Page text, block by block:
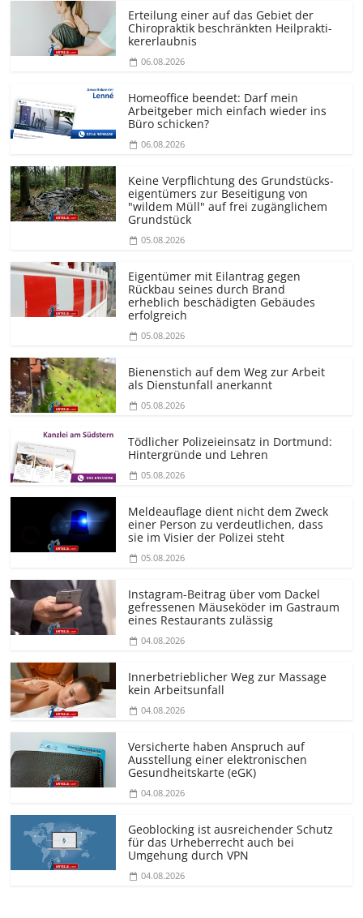
Erteilung einer auf das Gebiet der
Chiropraktik beschränkten Heilprakti­
kererlaubnis
06.08.2026
Homeoffice beendet: Darf mein
Arbeitgeber mich einfach wieder ins
Büro schicken?
06.08.2026
Keine Verpflichtung des Grundstücks­
eigentümers zur Beseitigung von
"wildem Müll" auf frei zugänglichem
Grundstück
05.08.2026
Eigentümer mit Eilantrag gegen
Rückbau seines durch Brand
erheblich beschädigten Gebäudes
erfolgreich
05.08.2026
Bienenstich auf dem Weg zur Arbeit
als Dienstunfall anerkannt
05.08.2026
Tödlicher Polizeieinsatz in Dortmund:
Hintergründe und Lehren
05.08.2026
Meldeauflage dient nicht dem Zweck
einer Person zu verdeutlichen, dass
sie im Visier der Polizei steht
05.08.2026
Instagram-Beitrag über vom Dackel
gefressenen Mäuseköder im Gastraum
eines Restaurants zulässig
04.08.2026
Innerbetrieblicher Weg zur Massage
kein Arbeitsunfall
04.08.2026
Versicherte haben Anspruch auf
Ausstellung einer elektronischen
Gesundheitskarte (eGK)
04.08.2026
Geoblocking ist ausreichender Schutz
für das Urheberrecht auch bei
Umgehung durch VPN
04.08.2026